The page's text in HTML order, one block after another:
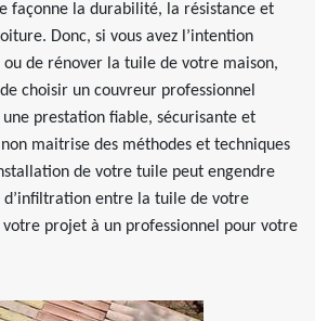
façonne la durabilité, la résistance et
Donc, si vous avez l’intention
de rénover la tuile de votre maison,
choisir un couvreur professionnel
prestation fiable, sécurisante et
maitrise des méthodes et techniques
de votre tuile peut engendre
d’infiltration entre la tuile de votre
votre projet à un professionnel pour votre